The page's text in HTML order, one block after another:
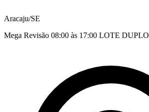
Aracaju/SE
Mega Revisão 08:00 às 17:00 LOTE DUPLO